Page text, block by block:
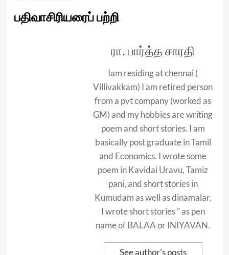
பதிவாசிரியரைப் பற்றி
ரா. பார்த்த சாரதி
Iam residing at chennai (
Villivakkam) I am retired person
from a pvt company (worked as
GM) and my hobbies are writing
poem and short stories. I am
basically post graduate in Tamil
and Economics. I wrote some
poem in Kavidai Uravu, Tamiz
pani, and short stories in
Kumudam as well as dinamalar.
I wrote short stories ” as pen
name of BALAA or INIYAVAN.
See author's posts